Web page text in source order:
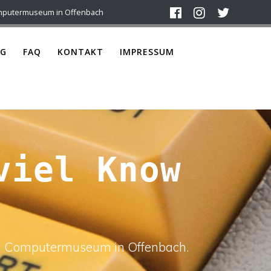
in Offenbach
FAQ KONTAKT IMPRESSUM
Know
in Offenbach.